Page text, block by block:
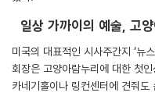
일상 가까이의 예술, 고양
미국의 대표적인 시사주간지 ‘
회장은 고양아람누리에 대한 첫
카네기홀이나 링컨센터에 견줘